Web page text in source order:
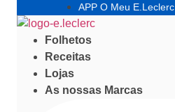
APP O Meu E.Leclerc
Folhetos
Receitas
Lojas
As nossas Marcas